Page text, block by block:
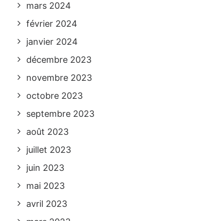
mars 2024
février 2024
janvier 2024
décembre 2023
novembre 2023
octobre 2023
septembre 2023
août 2023
juillet 2023
juin 2023
mai 2023
avril 2023